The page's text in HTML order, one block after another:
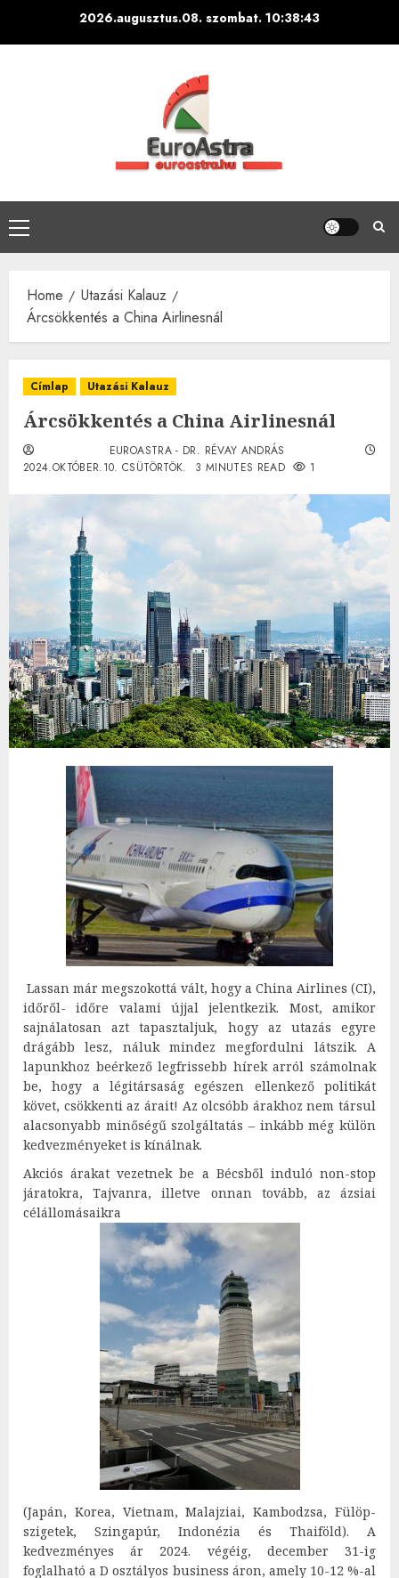
2026.augusztus.08. szombat. 10:38:45
Primary
Menu
Home
Utazási Kalauz
Árcsökkentés a China Airlinesnál
Címlap Utazási Kalauz
Árcsökkentés a China Airlinesnál
EUROASTRA - DR. RÉVAY ANDRÁS
2024.OKTÓBER.10. CSÜTÖRTÖK.
3 MINUTES READ 1
Lassan már megszokottá vált, hogy a China Airlines (CI),
időről- időre valami újjal jelentkezik. Most, amikor
sajnálatosan azt tapasztaljuk, hogy az utazás egyre
drágább lesz, náluk mindez megfordulni látszik. A
lapunkhoz beérkező legfrissebb hírek arról számolnak
be, hogy a légitársaság egészen ellenkező politikát
követ, csökkenti az árait! Az olcsóbb árakhoz nem társul
alacsonyabb minőségű szolgáltatás – inkább még külön
kedvezményeket is kínálnak.
Akciós árakat vezetnek be a Bécsből induló non-stop
járatokra, Tajvanra, illetve onnan tovább, az ázsiai
célállomásaikra
(Japán, Korea, Vietnam, Malajziai, Kambodzsa, Fülöp-
szigetek, Szingapúr, Indonézia és Thaiföld). A
kedvezményes ár 2024. végéig, december 31-ig
foglalható a D osztályos business áron, amely 10-12 %-al